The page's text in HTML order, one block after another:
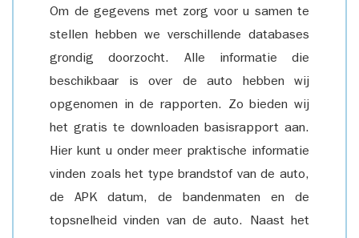
Om de gegevens met zorg voor u samen te
stellen hebben we verschillende databases
grondig doorzocht. Alle informatie die
beschikbaar is over de auto hebben wij
opgenomen in de rapporten. Zo bieden wij
het gratis te downloaden basisrapport aan.
Hier kunt u onder meer praktische informatie
vinden zoals het type brandstof van de auto,
de APK datum, de bandenmaten en de
topsnelheid vinden van de auto. Naast het